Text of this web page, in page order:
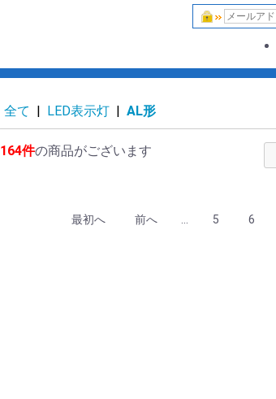
全て | LED表示灯 | AL形
164件の商品がございます
最初へ 前へ 5 6